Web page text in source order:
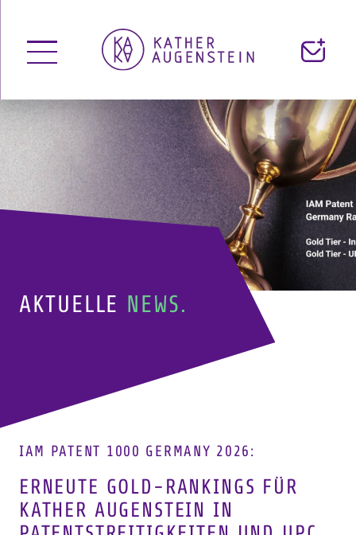
Menü
öffnen
Kontakt
AKTUELLE NEWS.
IAM PATENT 1000 GERMANY 2026:
ERNEUTE GOLD-RANKINGS FÜR
KATHER AUGENSTEIN IN